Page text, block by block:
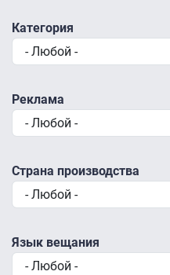
Категория
Реклама
Страна производства
Язык вещания